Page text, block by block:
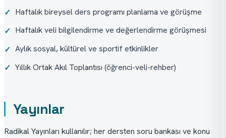
✓ Haftalık bireysel ders programı planlama ve görüşme
✓ Haftalık veli bilgilendirme ve değerlendirme görüşmesi
✓ Aylık sosyal, kültürel ve sportif etkinlikler
✓ Yıllık Ortak Akıl Toplantısı (öğrenci-veli-rehber)
Yayınlar
Radikal Yayınları kullanılır; her dersten soru bankası ve konu